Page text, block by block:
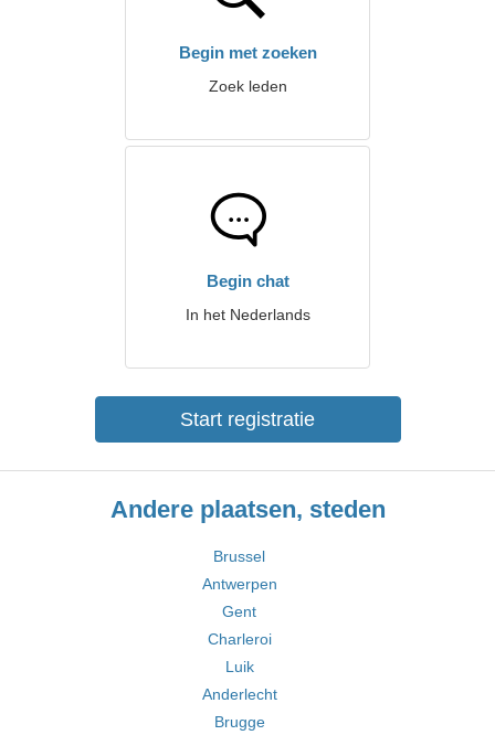
Begin met zoeken
Zoek leden
Begin chat
In het Nederlands
Start registratie
Andere plaatsen, steden
Brussel
Antwerpen
Gent
Charleroi
Luik
Anderlecht
Brugge